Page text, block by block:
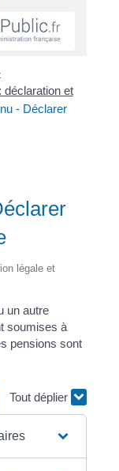
déclaration et
- Déclarer
légale et
un autre
soumises à
pensions sont
Tout déplier